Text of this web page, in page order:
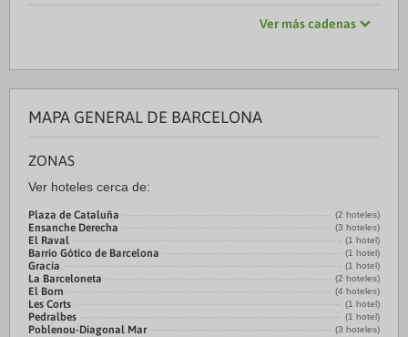
Ver más cadenas
MAPA GENERAL DE BARCELONA
ZONAS
Ver hoteles cerca de:
Plaza de Cataluña (2 hoteles)
Ensanche Derecha (3 hoteles)
El Raval (1 hotel)
Barrio Gótico de Barcelona (1 hotel)
Gracia (1 hotel)
La Barceloneta (2 hoteles)
El Born (4 hoteles)
Les Corts (1 hotel)
Pedralbes (1 hotel)
Poblenou-Diagonal Mar (3 hoteles)